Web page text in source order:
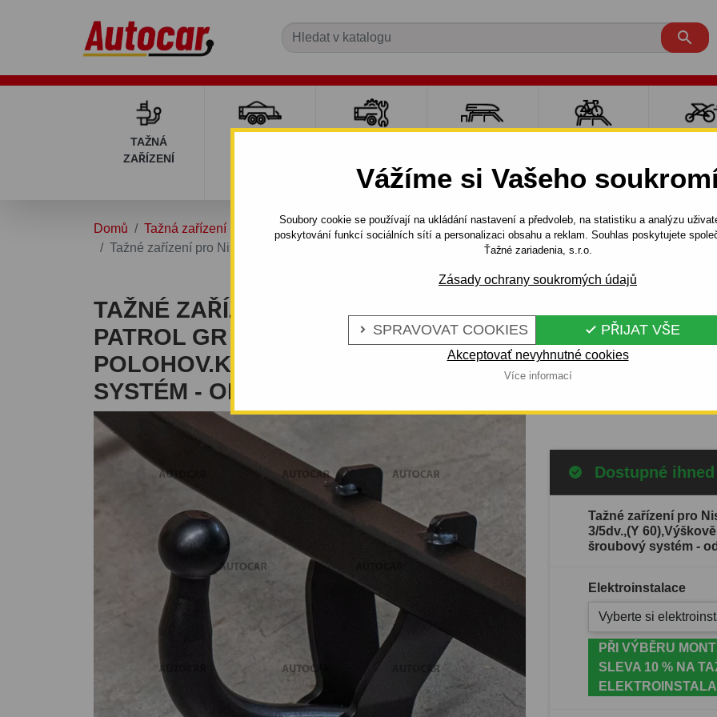
Vážíme si Vašeho
Soubory cookie se používají na ukládání nastavení a předvoleb, na statistiku a analýzu
poskytování funkcí sociálních sítí a personalizaci obsahu a reklam. Souhlas poskytujete
Ťažné zariadenia, s.r.o.
Zásady ochrany soukromých údajů
 SPRAVOVAT COOKIES  PŘIJAT VŠE
Akceptovať nevyhnutné cookies
Více informací

TAŽNÁ
ZAŘÍZENÍ
VOZÍKY
Domů Tažná zařízení PATROL Offroad
1989 - 1997
Tažné zařízení pro Nissan PATROL GR - 3/5dv.,(Y 60),Výškově polohov.koule - šroubový systém - od 1989/
TAŽNÉ ZAŘÍZENÍ PRO NISSAN
PATROL GR - 3/5DV.,(Y 60),VÝŠKOVĚ
POLOHOV.KOULE - ŠROUBOVÝ
SYSTÉM - OD 1989/01 DO 1997/12
Tažné zařízení se
PATROL GR, typ karoserie:
výroby automobilu: od 1989/
Dostupné ihned
Tažné zařízení pro
3/5dv.,(Y
šroubový systém -
Elektroinstalace
Vyberte si
PŘI VÝBĚRU
SLEVA 10 % NA